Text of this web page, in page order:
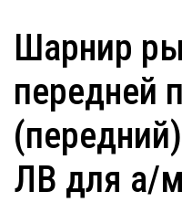
Шарнир
передней
ЛВ для а/